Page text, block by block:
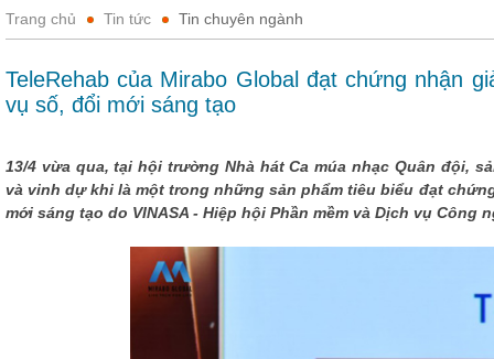
Trang chủ Tin tức Tin chuyên ngành
TeleRehab của Mirabo Global đạt chứng nhận
vụ số, đổi mới sáng tạo
13/4 vừa qua, tại hội trường Nhà hát Ca múa nhạc Quân đội,
và vinh dự khi là một trong những sản phẩm tiêu biểu đạt
mới sáng tạo do VINASA - Hiệp hội Phần mềm và Dịch vụ Công